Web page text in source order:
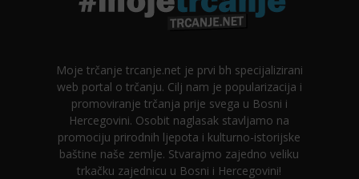
Moje trčanje trcanje.net je prvi bh specijalizirani
web portal o trčanju. Cilj nam je popularizacija i
promoviranje trčanja prije svega u Bosni i
Hercegovini. Osobit naglasak stavljamo na
promociju prirodnih ljepota i kulturno-istorijske
baštine naše zemlje. Stvarajmo zajedno veliku
trkačku zajednicu u Bosni i Hercegovini!